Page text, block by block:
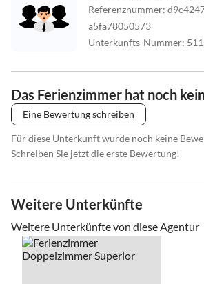
Referenznummer:
a5fa78050573
Unterkunfts-Nummer:
Das Ferienzimmer hat noch
Eine Bewertung schreiben
Für diese Unterkunft wurde noch keine
Schreiben Sie jetzt die erste Bewertung!
Weitere Unterkünfte
Weitere Unterkünfte von diese Agentur